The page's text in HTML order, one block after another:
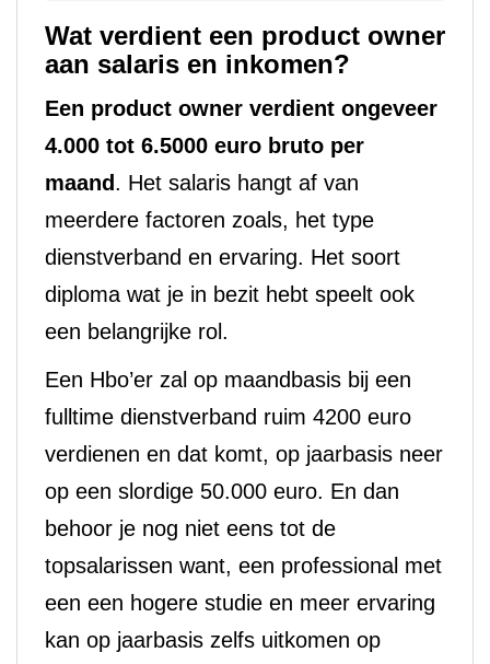
Wat verdient een product owner
aan salaris en inkomen?
Een product owner verdient ongeveer
4.000 tot 6.5000 euro bruto per
maand. Het salaris hangt af van
meerdere factoren zoals, het type
dienstverband en ervaring. Het soort
diploma wat je in bezit hebt speelt ook
een belangrijke rol.
Een Hbo’er zal op maandbasis bij een
fulltime dienstverband ruim 4200 euro
verdienen en dat komt, op jaarbasis neer
op een slordige 50.000 euro. En dan
behoor je nog niet eens tot de
topsalarissen want, een professional met
een een hogere studie en meer ervaring
kan op jaarbasis zelfs uitkomen op